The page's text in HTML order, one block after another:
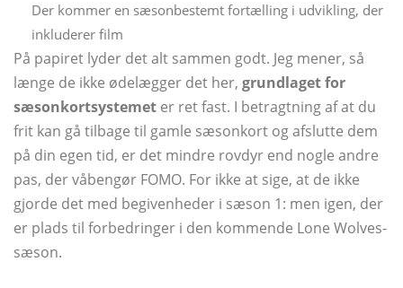
Der kommer en sæsonbestemt fortælling i udvikling, der
inkluderer film
På papiret lyder det alt sammen godt. Jeg mener, så
længe de ikke ødelægger det her, grundlaget for
sæsonkortsystemet er ret fast. I betragtning af at du
frit kan gå tilbage til gamle sæsonkort og afslutte dem
på din egen tid, er det mindre rovdyr end nogle andre
pas, der våbengør FOMO. For ikke at sige, at de ikke
gjorde det med begivenheder i sæson 1: men igen, der
er plads til forbedringer i den kommende Lone Wolves-
sæson.